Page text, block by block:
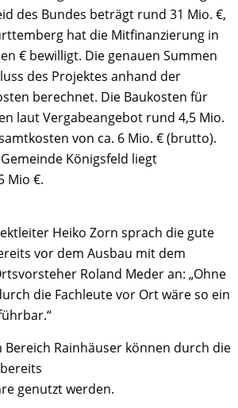
des Bundes beträgt rund 31 Mio. €,
hat die Mitfinanzierung in
€ bewilligt. Die genauen Summen
des Projektes anhand der
berechnet. Die Baukosten für
laut Vergabeangebot rund 4,5 Mio.
von ca. 6 Mio. € (brutto).
Königsfeld liegt
Mio €.
Heiko Zorn sprach die gute
vor dem Ausbau mit dem
Roland Meder an: „Ohne
die Fachleute vor Ort wäre so ein
Bereich Rainhäuser können durch die
genutzt werden.